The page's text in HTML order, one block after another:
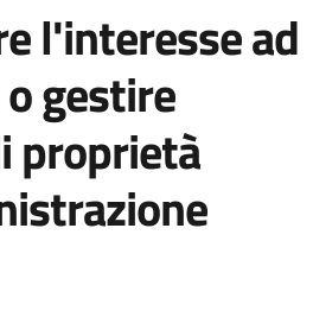
l'interesse ad
gestire
proprietà